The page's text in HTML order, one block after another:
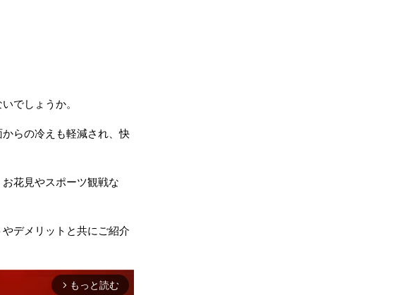
でしょうか。
らの冷えも軽減され、快
花見やスポーツ観戦な
デメリットと共にご紹介
arrow_forward_ios もっと読む